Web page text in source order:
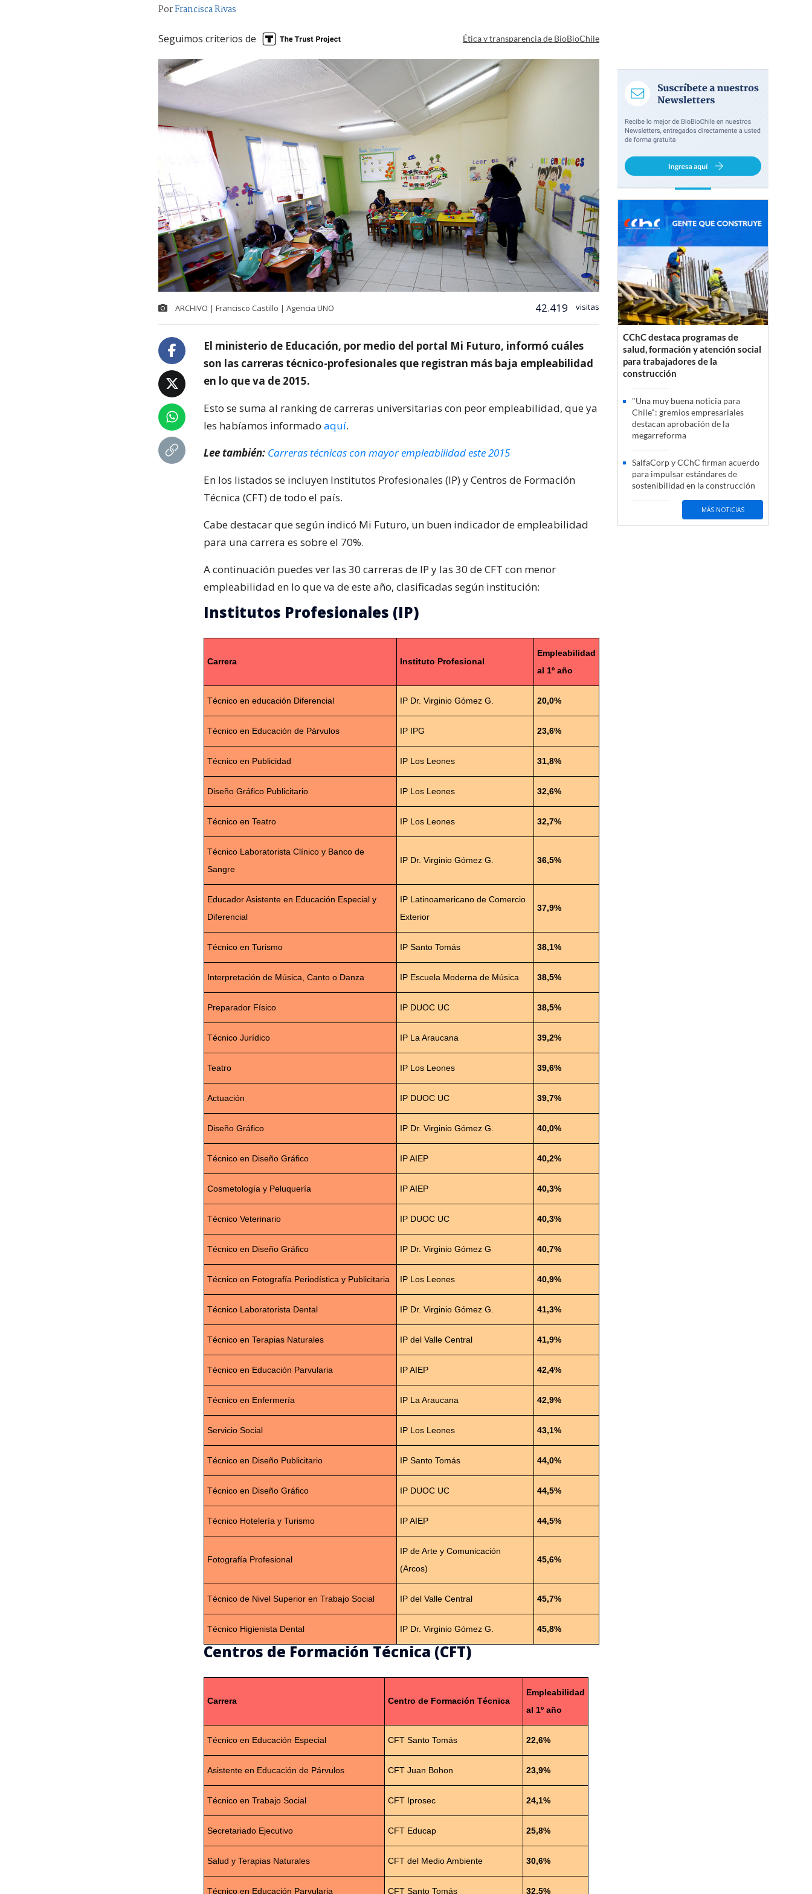
PorFrancisca Rivas
Seguimos criterios de Ética y transparencia de BioBioChile
ARCHIVO | Francisco Castillo | Agencia UNO 42.419 visitas
El ministerio de Educación, por medio del portal Mi Futuro, informó cuáles
son las carreras técnico-profesionales que registran más baja empleabilidad
en lo que va de 2015.
Esto se suma al ranking de carreras universitarias con peor empleabilidad, que ya
les habíamos informado aquí.
Lee también: Carreras técnicas con mayor empleabilidad este 2015
En los listados se incluyen Institutos Profesionales (IP) y Centros de Formación
Técnica (CFT) de todo el país.
Cabe destacar que según indicó Mi Futuro, un buen indicador de empleabilidad
para una carrera es sobre el 70%.
A continuación puedes ver las 30 carreras de IP y las 30 de CFT con menor
empleabilidad en lo que va de este año, clasificadas según institución:
Institutos Profesionales (IP)
Carrera Instituto Profesional
Empleabilidad
al 1º año
Técnico en educación Diferencial IP Dr. Virginio Gómez G. 20,0%
Técnico en Educación de Párvulos IP IPG 23,6%
Técnico en Publicidad IP Los Leones 31,8%
Diseño Gráfico Publicitario IP Los Leones 32,6%
Técnico en Teatro IP Los Leones 32,7%
Técnico Laboratorista Clínico y Banco de
Sangre
IP Dr. Virginio Gómez G. 36,5%
Educador Asistente en Educación Especial y
Diferencial
IP Latinoamericano de Comercio
Exterior
37,9%
Técnico en Turismo IP Santo Tomás 38,1%
Interpretación de Música, Canto o Danza IP Escuela Moderna de Música 38,5%
Preparador Físico IP DUOC UC 38,5%
Técnico Jurídico IP La Araucana 39,2%
Teatro IP Los Leones 39,6%
Actuación IP DUOC UC 39,7%
Diseño Gráfico IP Dr. Virginio Gómez G. 40,0%
Técnico en Diseño Gráfico IP AIEP 40,2%
Cosmetología y Peluquería IP AIEP 40,3%
Técnico Veterinario IP DUOC UC 40,3%
Técnico en Diseño Gráfico IP Dr. Virginio Gómez G 40,7%
Técnico en Fotografía Periodística y Publicitaria IP Los Leones 40,9%
Técnico Laboratorista Dental IP Dr. Virginio Gómez G. 41,3%
Técnico en Terapias Naturales IP del Valle Central 41,9%
Técnico en Educación Parvularia IP AIEP 42,4%
Técnico en Enfermería IP La Araucana 42,9%
Servicio Social IP Los Leones 43,1%
Técnico en Diseño Publicitario IP Santo Tomás 44,0%
Técnico en Diseño Gráfico IP DUOC UC 44,5%
Técnico Hotelería y Turismo IP AIEP 44,5%
Fotografía Profesional
IP de Arte y Comunicación
(Arcos)
45,6%
Técnico de Nivel Superior en Trabajo Social IP del Valle Central 45,7%
Técnico Higienista Dental IP Dr. Virginio Gómez G. 45,8%
Centros de Formación Técnica (CFT)
Carrera Centro de Formación Técnica
Empleabilidad
al 1º año
Técnico en Educación Especial CFT Santo Tomás 22,6%
Asistente en Educación de Párvulos CFT Juan Bohon 23,9%
Técnico en Trabajo Social CFT Iprosec 24,1%
Secretariado Ejecutivo CFT Educap 25,8%
Salud y Terapias Naturales CFT del Medio Ambiente 30,6%
Técnico en Educación Parvularia CFT Santo Tomás 32,5%
CChC destaca programas de
salud, formación y atención social
para trabajadores de la
construcción
"Una muy buena noticia para
Chile": gremios empresariales
destacan aprobación de la
megarreforma
SalfaCorp y CChC firman acuerdo
para impulsar estándares de
sostenibilidad en la construcción
MÁS NOTICIAS